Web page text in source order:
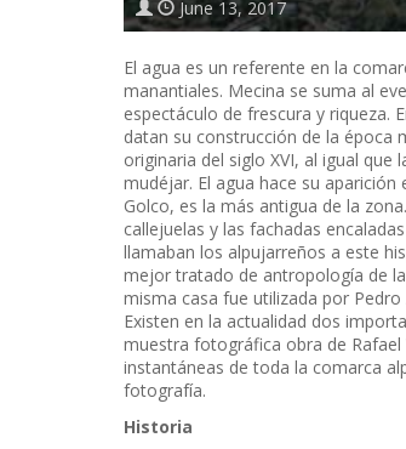
June 13, 2017
El agua es un referente en la
manantiales. Mecina se suma al
espectáculo de frescura y riqueza.
datan su construcción de la época
originaria del siglo XVI, al igual
mudéjar. El agua hace su
Golco, es la más antigua de la
callejuelas y las fachadas
llamaban los alpujarreños a este
mejor tratado de antropología de
misma casa fue utilizada por
Existen en la actualidad dos
muestra fotográfica obra de
instantáneas de toda la comarca
fotografía.
Historia